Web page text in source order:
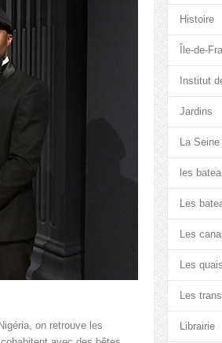
on retrouve les
Histoire
Île-de-
Institut
Jardins
La
les
Les
Les
Les
Les
Librairie